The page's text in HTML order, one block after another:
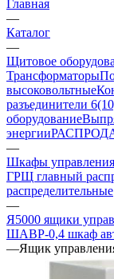
Главная
—
Каталог
—
Щитовое
Трансформаторы
высоковольтные
разъединители
оборудование
энергии
—
Шкафы управления
ГРЩ главный
распределительные
—
Я5000 ящики
ШАВР-0,4 шкаф
—Ящик